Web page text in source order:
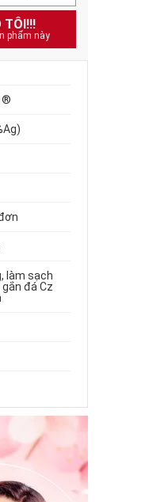
TÔI!!!
phẩm này
®
làm sạch
đá Cz